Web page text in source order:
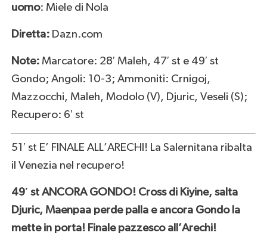
uomo: Miele di Nola
Diretta:Dazn.com
Note:Marcatore: 28′ Maleh, 47′ st e 49′ st
Gondo; Angoli: 10-3; Ammoniti: Crnigoj,
Mazzocchi, Maleh, Modolo (V), Djuric, Veseli (S);
Recupero: 6′ st
51′ st E’ FINALE ALL’ARECHI! La Salernitana ribalta
il Venezia nel recupero!
49′ st ANCORA GONDO! Cross di Kiyine, salta
Djuric, Maenpaa perde palla e ancora Gondo la
mette in porta! Finale pazzesco all’Arechi!